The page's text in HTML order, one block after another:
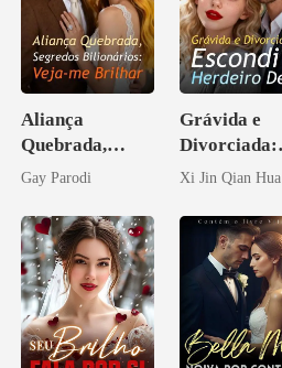
Aliança
Quebrada,
Segredos
Veja-me Brilhar
Gay Parodi
Grávida e
Divorciada:
Escondi o
Xi Jin Qian Hua